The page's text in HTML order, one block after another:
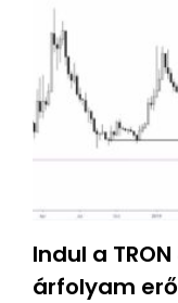
Indul a
árfolyam